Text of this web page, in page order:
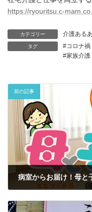
https://ryouritsu.c-
カテゴリー 介護ある
タグ #コロナ禍
#家族介護
前の記事